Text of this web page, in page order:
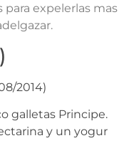
para expelerlas mas
2014)
galletas Principe.
y un yogur